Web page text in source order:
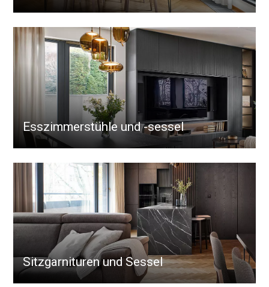
Esszimmerstühle und -sessel
Sitzgarnituren und Sessel